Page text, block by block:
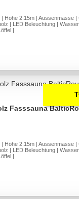
Höhe 2.15m | Aussenmasse
| LED Beleuchtung |
|
Fasssauna
Höhe 2.15m | Aussenmasse
| LED Beleuchtung |
|